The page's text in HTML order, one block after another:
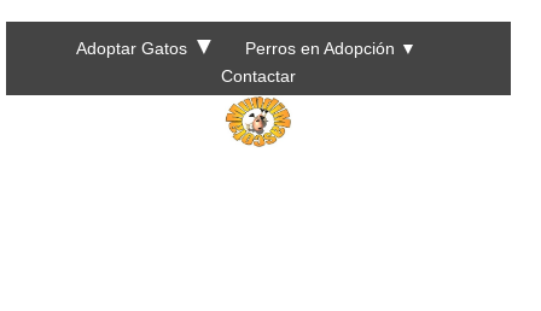
Adoptar Gatos ▼ Perros en Adopción ▼
Contactar